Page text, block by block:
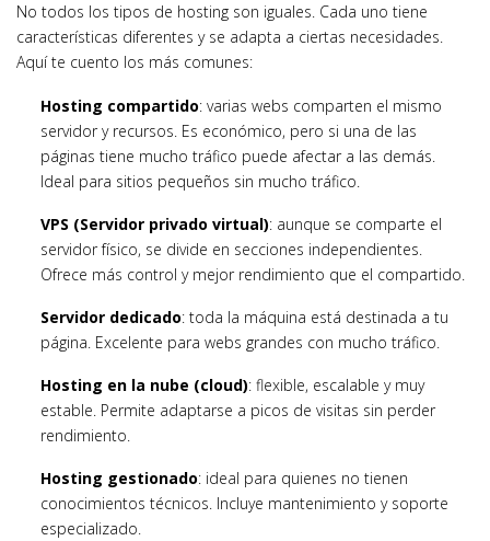
No todos los tipos de hosting son iguales. Cada uno tiene
características diferentes y se adapta a ciertas necesidades.
Aquí te cuento los más comunes:
Hosting compartido: varias webs comparten el mismo
servidor y recursos. Es económico, pero si una de las
páginas tiene mucho tráfico puede afectar a las demás.
Ideal para sitios pequeños sin mucho tráfico.
VPS (Servidor privado virtual): aunque se comparte el
servidor físico, se divide en secciones independientes.
Ofrece más control y mejor rendimiento que el compartido.
Servidor dedicado: toda la máquina está destinada a tu
página. Excelente para webs grandes con mucho tráfico.
Hosting en la nube (cloud): flexible, escalable y muy
estable. Permite adaptarse a picos de visitas sin perder
rendimiento.
Hosting gestionado: ideal para quienes no tienen
conocimientos técnicos. Incluye mantenimiento y soporte
especializado.